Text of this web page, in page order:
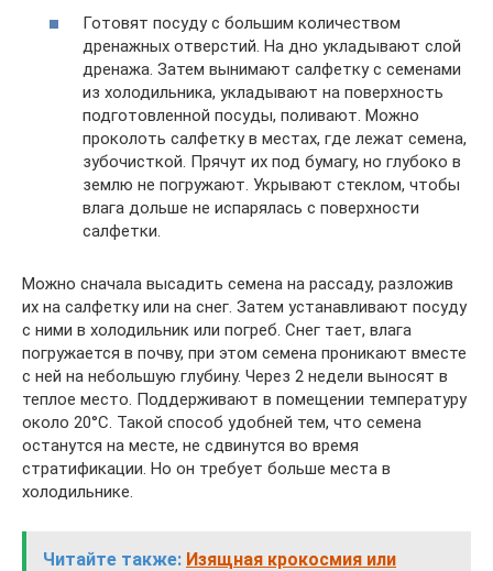
Готовят посуду с большим количеством
дренажных отверстий. На дно укладывают слой
дренажа. Затем вынимают салфетку с семенами
из холодильника, укладывают на поверхность
подготовленной посуды, поливают. Можно
проколоть салфетку в местах, где лежат семена,
зубочисткой. Прячут их под бумагу, но глубоко в
землю не погружают. Укрывают стеклом, чтобы
влага дольше не испарялась с поверхности
салфетки.
Можно сначала высадить семена на рассаду, разложив
их на салфетку или на снег. Затем устанавливают посуду
с ними в холодильник или погреб. Снег тает, влага
погружается в почву, при этом семена проникают вместе
с ней на небольшую глубину. Через 2 недели выносят в
теплое место. Поддерживают в помещении температуру
около 20°С. Такой способ удобней тем, что семена
останутся на месте, не сдвинутся во время
стратификации. Но он требует больше места в
холодильнике.
Читайте также: Изящная крокосмия или